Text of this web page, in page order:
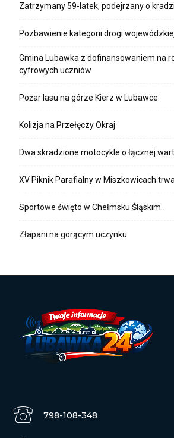
Zatrzymany 59-latek, podejrzany o
Pozbawienie kategorii drogi
Gmina Lubawka z dofinansowaniem na
cyfrowych uczniów
Pożar lasu na górze Kierz w Lubawce
Kolizja na Przełęczy Okraj
Dwa skradzione motocykle o łącznej
XV Piknik Parafialny w Miszkowicach
Sportowe święto w Chełmsku Śląskim.
Złapani na gorącym uczynku
798-108-348